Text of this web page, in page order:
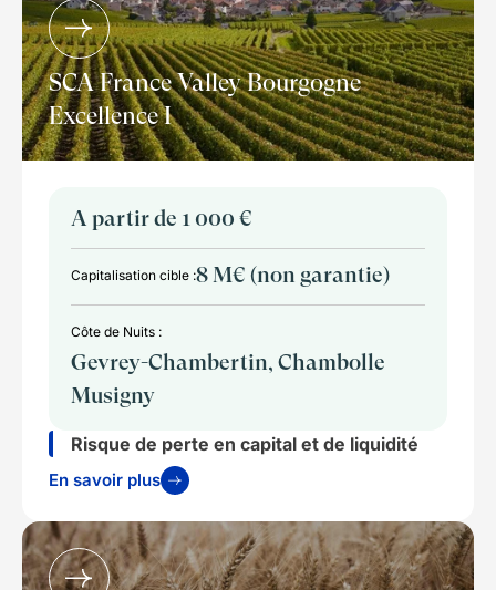
SCA France Valley Bourgogne
Excellence I
A partir de 1 000 €
Capitalisation cible :8 M€ (non garantie)
Côte de Nuits :
Gevrey-Chambertin, Chambolle
Musigny
Risque de perte en capital et de liquidité
En savoir plus